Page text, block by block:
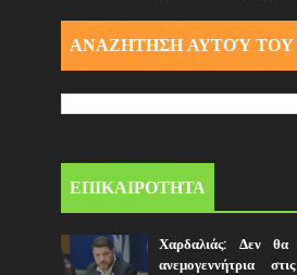
ΑΝΑΖΗΤΗΣΗ ΑΥΤΟΎ ΤΟΥ
ΕΠΙΚΑΙΡΟΤΗΤΑ
Χαρδαλιάς: Δεν θα
ανεμογεννήτρια